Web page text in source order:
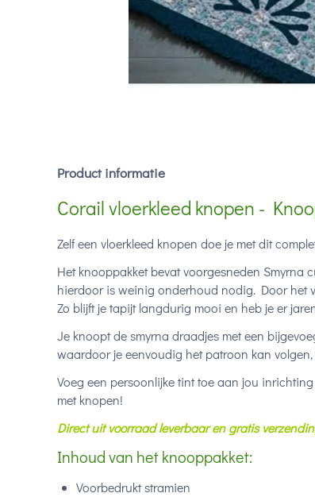
Product informatie
Corail vloerkleed knopen -
Zelf een vloerkleed knopen doe je met dit
Het knooppakket bevat voorgesneden Smyrna
hierdoor is weinig onderhoud nodig. Door het
Zo blijft je tapijt langdurig mooi en heb je er
Je knoopt de smyrna draadjes met een
waardoor je eenvoudig het patroon kan
Voeg een persoonlijke tint toe aan jou
met knopen!
Direct uit voorraad leverbaar en gratis
Inhoud van het knooppakket:
Voorbedrukt stramien